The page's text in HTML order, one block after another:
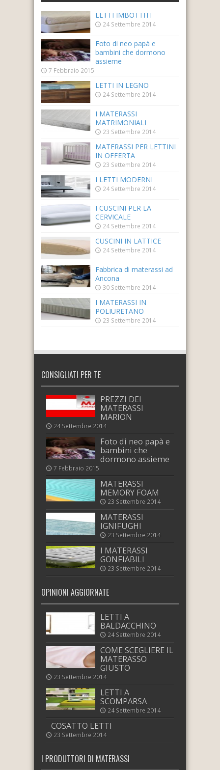
LETTI IMBOTTITI
24 Settembre 2014
Foto di neo papà e
bambini che dormono
assieme
7 Febbraio 2015
LETTI IN LEGNO
24 Settembre 2014
I MATERASSI
MATRIMONIALI
23 Settembre 2014
MATERASSI PER LETTINI
IN OFFERTA
23 Settembre 2014
I LETTI MODERNI
24 Settembre 2014
I CUSCINI PER LA
CERVICALE
24 Settembre 2014
CUSCINI IN LATTICE
24 Settembre 2014
Fabbrica di materassi ad
Ancona
30 Settembre 2014
I MATERASSI IN
POLIURETANO
23 Settembre 2014
CONSIGLIATI PER TE
PREZZI DEI
MATERASSI
MARION
24 Settembre 2014
Foto di neo papà e
bambini che
dormono assieme
7 Febbraio 2015
MATERASSI
MEMORY FOAM
23 Settembre 2014
MATERASSI
IGNIFUGHI
23 Settembre 2014
I MATERASSI
GONFIABILI
23 Settembre 2014
OPINIONI AGGIORNATE
LETTI A
BALDACCHINO
24 Settembre 2014
COME SCEGLIERE IL
MATERASSO
GIUSTO
23 Settembre 2014
LETTI A
SCOMPARSA
24 Settembre 2014
COSATTO LETTI
23 Settembre 2014
I PRODUTTORI DI MATERASSI